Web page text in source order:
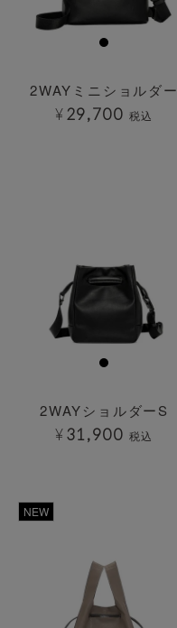
2WAYミニショルダー
¥ 29,700 税込
2WAYショルダーS
¥31,900 税込
NEW